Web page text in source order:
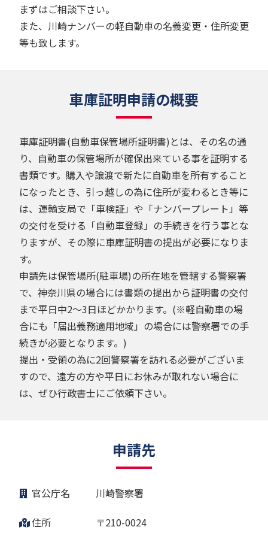
まずはご相談下さい。
また、川崎ナンバーの軽自動車の名義変更・住所変更
等も致します。
車庫証明申請の概要
車庫証明書(自動車保管場所証明書)とは、その名の通
り、自動車の保管場所が確保出来ている事を証明する
書類です。購入や譲渡で新たに自動車を所有すること
になったとき、引っ越しの為に住所が変わるとき等に
は、運輸支局で「車検証」や「ナンバープレート」等
の交付を受ける「自動車登録」の手続きを行う事とな
りますが、その際に車庫証明書の提出が必要になりま
す。
申請先は保管場所(駐車場)の所在地を管轄する警察署
で、神奈川県の場合には書類の提出から証明書の交付
まで平日中2～3日ほどかかります。(※軽自動車の場
合にも「届出義務適用地域」の場合には警察署での手
続きが必要となります。)
提出・受領の為に2回警察署を訪れる必要がございま
すので、遠方の方や平日にお休みが取れない場合に
は、ぜひ行政書士にご依頼下さい。
申請先
官公庁名 川崎警察署
住所
〒210-0024